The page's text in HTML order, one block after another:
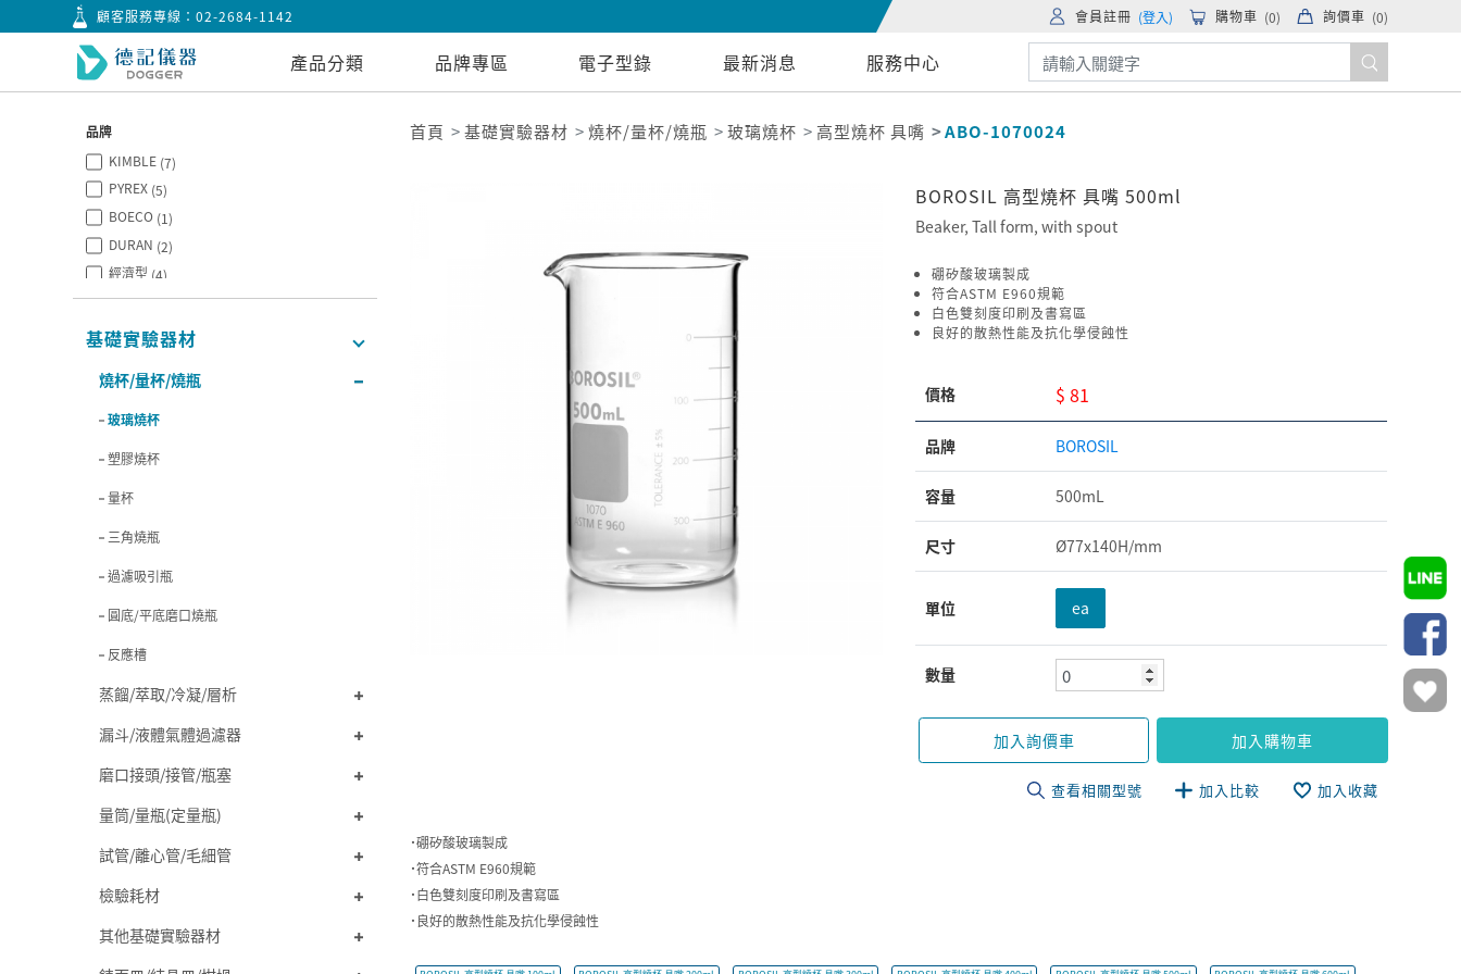
顧客服務專線：02-2684-1142 會員註冊 (登入) 購物車 (0) 詢價車 (0)
產品分類 品牌專區 電子型錄 最新消息 服務中心
品牌
KIMBLE (7)
PYREX (5)
BOECO (1)
DURAN (2)
經濟型 (4)
SIMAX(1)
SYNTHWARE (2)
CITOTEST(2)
基礎實驗器材
燒杯/量杯/燒瓶
玻璃燒杯
塑膠燒杯
量杯
三角燒瓶
過濾吸引瓶
圓底/平底磨口燒瓶
反應槽
蒸餾/萃取/冷凝/層析
漏斗/液體氣體過濾器
磨口接頭/接管/瓶塞
量筒/量瓶(定量瓶)
試管/離心管/毛細管
檢驗耗材
其他基礎實驗器材
首頁 基礎實驗器材 燒杯/量杯/燒瓶 玻璃燒杯 高型燒杯 具嘴 ABO-1070024
BOROSIL 高型燒杯 具嘴 500ml
Beaker, Tall form, with spout
硼矽酸玻璃製成
符合ASTM E960規範
白色雙刻度印刷及書寫區
良好的散熱性能及抗化學侵蝕性
價格 $ 81
品牌 BOROSIL
容量 500mL
尺寸 Ø77x140H/mm
單位 ea
數量
加入詢價車 加入購物車
查看相關型號 加入比較 加入收藏
˙硼矽酸玻璃製成
˙符合ASTM E960規範
˙白色雙刻度印刷及書寫區
˙良好的散熱性能及抗化學侵蝕性